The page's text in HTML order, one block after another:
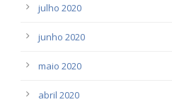
julho 2020
junho 2020
maio 2020
abril 2020